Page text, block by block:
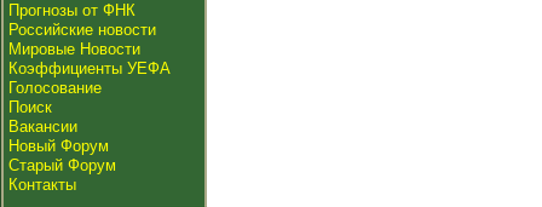
Прогнозы от ФНК
Российские новости
Мировые Новости
Коэффициенты УЕФА
Голосование
Поиск
Вакансии
Новый Форум
Старый Форум
Контакты